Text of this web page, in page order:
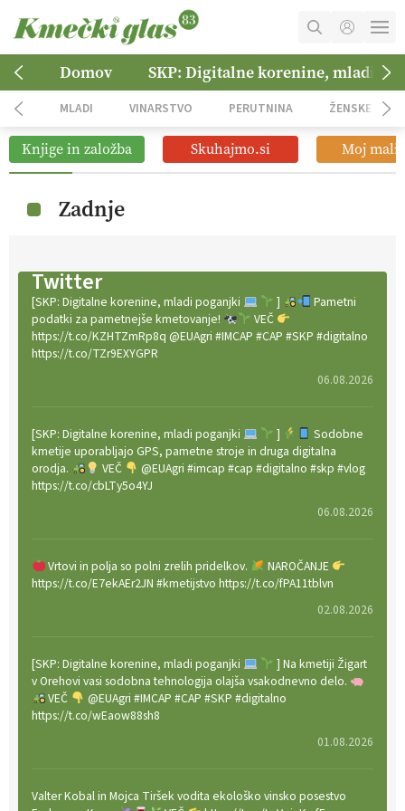
MOJ RAČUN
NAROČITE SE
OGLASNO TRŽENJE
Domov SKP: Digitalne korenine, mladi
MLADI VINARSTVO PERUTNINA ŽENSKE
Knjige in založba Skuhajmo.si Moj mali
Zadnje
Twitter
[SKP: Digitalne korenine, mladi poganjki ]
Pametni
podatki za pametnejše kmetovanje!
VEČ
https://t.co/KZHTZmRp8q @EUAgri #IMCAP #CAP #SKP #digitalno
https://t.co/TZr9EXYGPR
06.08.2026
[SKP: Digitalne korenine, mladi poganjki ]
Sodobne
kmetije uporabljajo GPS, pametne stroje in druga digitalna
orodja.
VEČ
@EUAgri #imcap #cap #digitalno #skp #vlog
https://t.co/cbLTy5o4YJ
06.08.2026
Vrtovi in polja so polni zrelih pridelkov.
NAROČANJE
https://t.co/E7ekAEr2JN #kmetijstvo https://t.co/fPA11tblvn
02.08.2026
[SKP: Digitalne korenine, mladi poganjki
] Na kmetiji Žigart
v Orehovi vasi sodobna tehnologija olajša vsakodnevno delo.
VEČ
@EUAgri #IMCAP #CAP #SKP #digitalno
https://t.co/wEaow88sh8
01.08.2026
Valter Kobal in Mojca Tiršek vodita ekološko vinsko posestvo